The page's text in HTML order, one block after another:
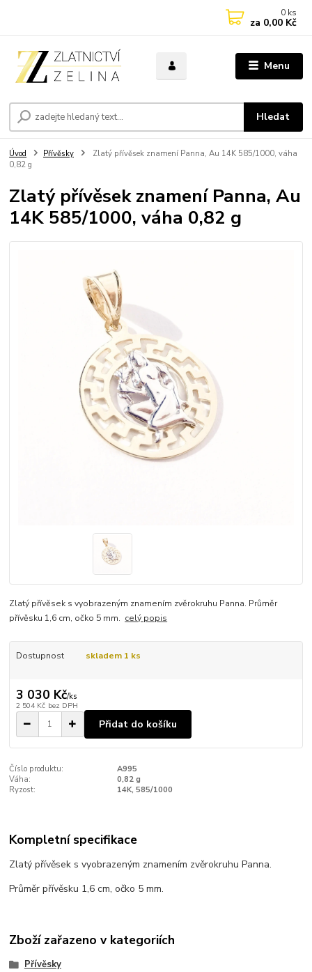
Menu
Hledat
0 ks
za 0,00 Kč
Úvod Přívěsky
Zlatý přívěsek znamení Panna, Au 14K 585/1000, váha
0,82 g
Zlatý přívěsek znamení Panna, Au
14K 585/1000, váha 0,82 g
Zlatý přívěsek s vyobrazeným znamením zvěrokruhu Panna. Průměr
přívěsku 1,6 cm, očko 5 mm. celý popis
Dostupnost skladem 1 ks
3 030 Kč/ks
2 504 Kč bez DPH
Přidat do košíku
Číslo produktu:
A995
Váha:
0,82 g
Ryzost:
14K, 585/1000
Kompletní specifikace
Zlatý přívěsek s vyobrazeným znamením zvěrokruhu Panna.
Průměr přívěsku 1,6 cm, očko 5 mm.
Zboží zařazeno v kategoriích
Přívěsky